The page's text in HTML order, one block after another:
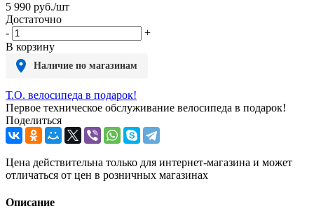
5 990 руб./шт
Достаточно
-
+
В корзину
Наличие по магазинам
Т.О. велосипеда в подарок!
Первое техническое обслуживание велосипеда в подарок!
Поделиться
Цена действительна только для интернет-магазина и может
отличаться от цен в розничных магазинах
Описание